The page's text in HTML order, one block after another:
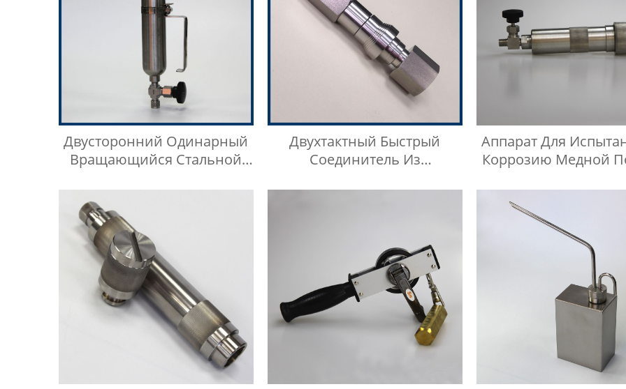
Двусторонний Одинарный
Вращающийся Стальной
Двухтактный Быстрый
Соединитель Из
BKZF-S
Аппарат Для
Коррозию Медной
Газа